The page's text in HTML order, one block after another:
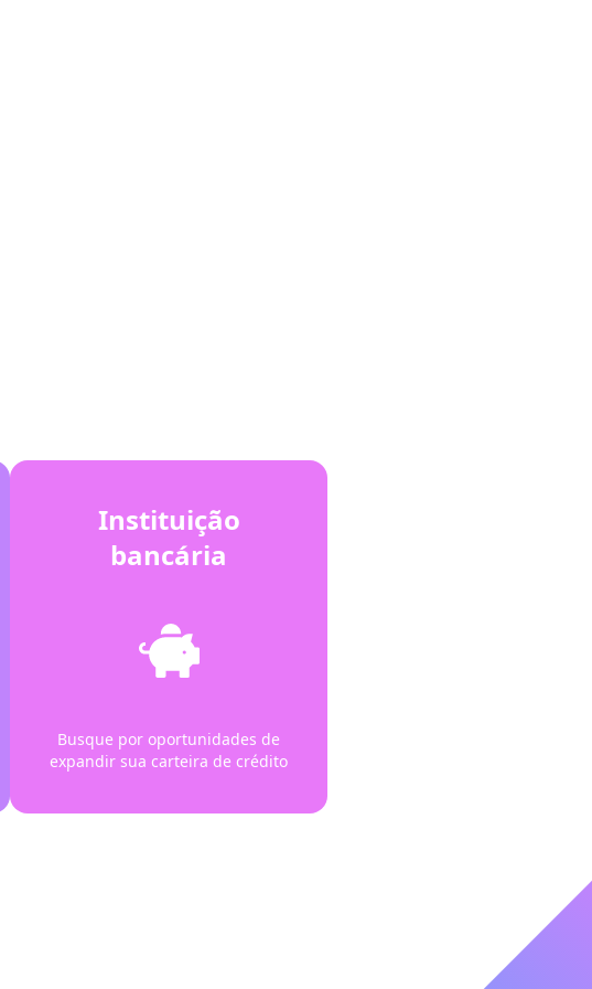
Instituição
bancária
Busque por oportunidades de
expandir sua carteira de crédito